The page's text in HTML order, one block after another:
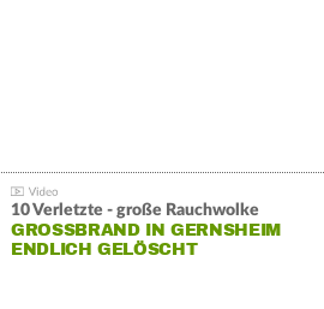
10 Verletzte - große Rauchwolke
GROSSBRAND IN GERNSHEIM E
NDLICH GELÖSCHT